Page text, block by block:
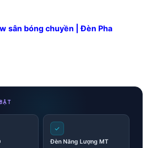
sân bóng chuyền | Đèn Pha
✓
Đèn Năng Lượng MT